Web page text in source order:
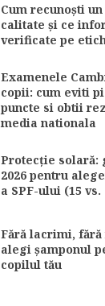
Cum recunoști
calitate și ce
verificate pe
Examenele
copii: cum eviti
puncte si obtii
media nationala
Protecție solară:
2026 pentru
a SPF-ului (15 vs.
Fără lacrimi,
alegi șamponul
copilul tău